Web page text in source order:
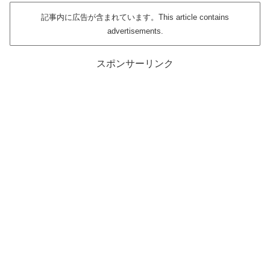
記事内に広告が含まれています。This article contains
advertisements.
スポンサーリンク